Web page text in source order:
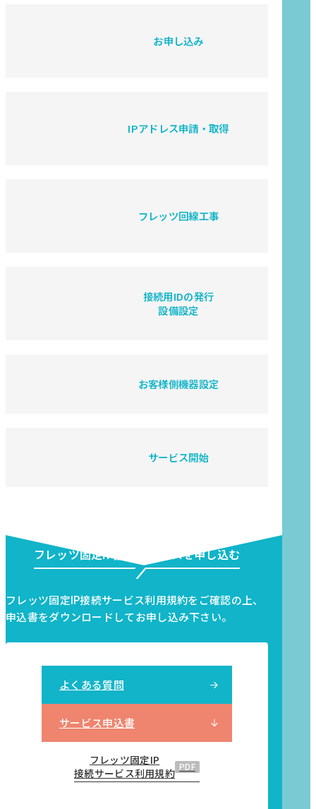
お申し込み
IPアドレス申請・取得
フレッツ回線工事
接続用IDの発行
設備設定
お客様側機器設定
サービス開始
フレッツ固定IP接続サービスを申し込む
フレッツ固定IP接続サービス利用規約をご確認の上、
申込書をダウンロードしてお申し込み下さい。
よくある質問
サービス申込書
フレッツ固定IP
接続サービス利用規約 PDF